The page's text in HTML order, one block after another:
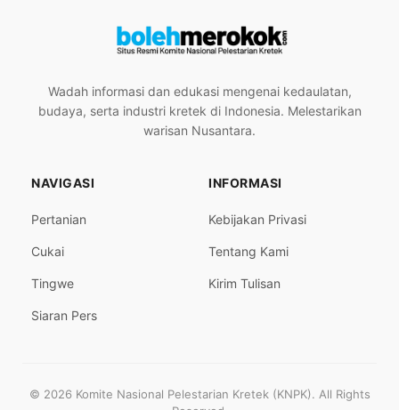
Wadah informasi dan edukasi mengenai kedaulatan,
budaya, serta industri kretek di Indonesia. Melestarikan
warisan Nusantara.
NAVIGASI
Pertanian
Cukai
Tingwe
Siaran Pers
INFORMASI
Kebijakan Privasi
Tentang Kami
Kirim Tulisan
© 2026 Komite Nasional Pelestarian Kretek (KNPK). All Rights